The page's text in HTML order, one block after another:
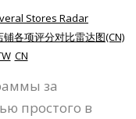
Stores Radar
铺各项评分对比雷达图(CN)
CN
за
простого в